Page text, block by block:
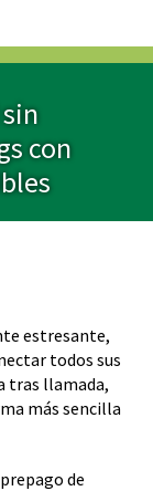
con
estresante,
todos sus
tras llamada,
más sencilla
de